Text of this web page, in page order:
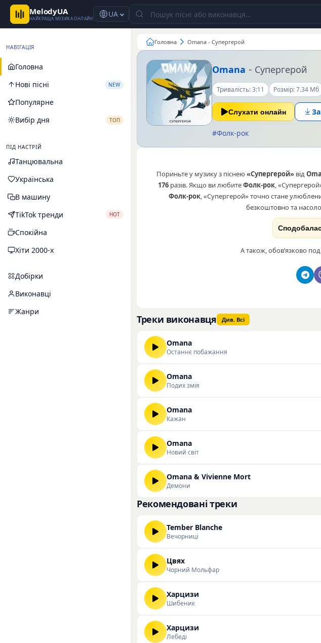
MelodyUA
НАЙКРАЩА МУЗИКА ОНЛАЙН UA
НАВІГАЦІЯ
Головна
Нові пісні
NEW
Популярне
Вибір дня
ТОП
ПІД НАСТРІЙ
Танцювальна
Українська
В машину
TikTok тренди
HOT
Спокійна
Хіти 2000-х
Добірки
Виконавці
Жанри
Головна Omana - Супергерой
Omana - Супергерой
Тривалість: 3:11 Розмір: 7.34 Мб
Слухати онлайн
#Фолк-рок
Пориньте у музику з піснею«Супергерой»від
176разів. Якщо ви любитеФолк-рок,
Фолк-рок, «Супергерой» точно стане
безкоштовно та
А також, обовʼязково
Треки виконавця Див. Всі
Omana
Останнє побажання
Omana
Подих змія
Omana
Кажан
Omana
Новий світ
Omana & Vivienne Mort
Демони
Рекомендовані треки
Tember Blanche
Вечорниці
Цвях
Чорний Мольфар
Харцизи
Шибеник
Харцизи
Лебеді